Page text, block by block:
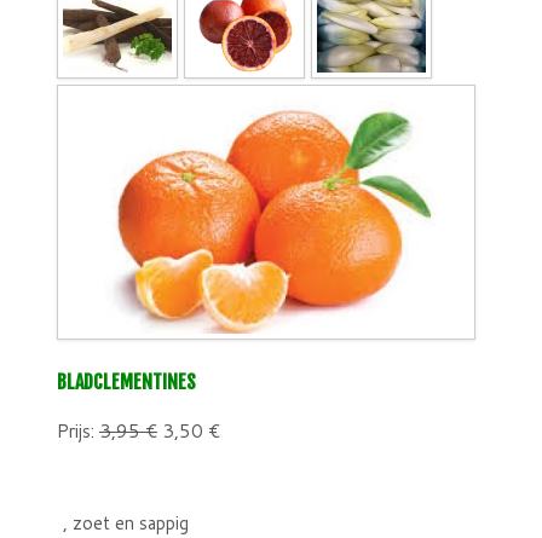
BLADCLEMENTINES
Prijs: 3,95€ 3,50 €
, zoet en sappig